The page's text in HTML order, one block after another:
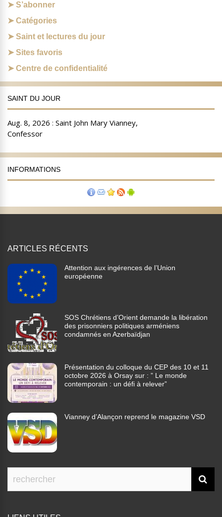
S’abonner
Catégories
Saint et lectures du jour
Sites favoris
Centre de confidentialité
SAINT DU JOUR
INFORMATIONS
ARTICLES RÉCENTS
Attention aux ingérences de l’Union
européenne
SOS Chrétiens d’Orient demande la libération
des prisonniers politiques arméniens
condamnés en Azerbaïdjan
Présentation du colloque du CEP des 10 et 11
octobre 2026 à Orsay sur : ” Le monde
contemporain : un défi à relever”
Vianney d’Alançon reprend le magazine VSD